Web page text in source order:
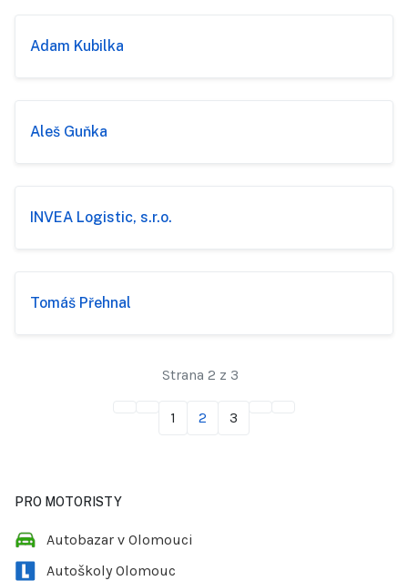
Adam Kubilka
Aleš Guňka
INVEA Logistic, s.r.o.
Tomáš Přehnal
Strana 2 z 3
1 2 3
PRO MOTORISTY
Autobazar v Olomouci
Autoškoly Olomouc